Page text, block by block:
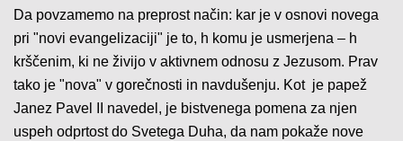
Da povzamemo na preprost način: kar je v osnovi novega
pri "novi evangelizaciji" je to, h komu je usmerjena – h
krščenim, ki ne živijo v aktivnem odnosu z Jezusom. Prav
tako je "nova" v gorečnosti in navdušenju. Kot je papež
Janez Pavel II navedel, je bistvenega pomena za njen
uspeh odprtost do Svetega Duha, da nam pokaže nove